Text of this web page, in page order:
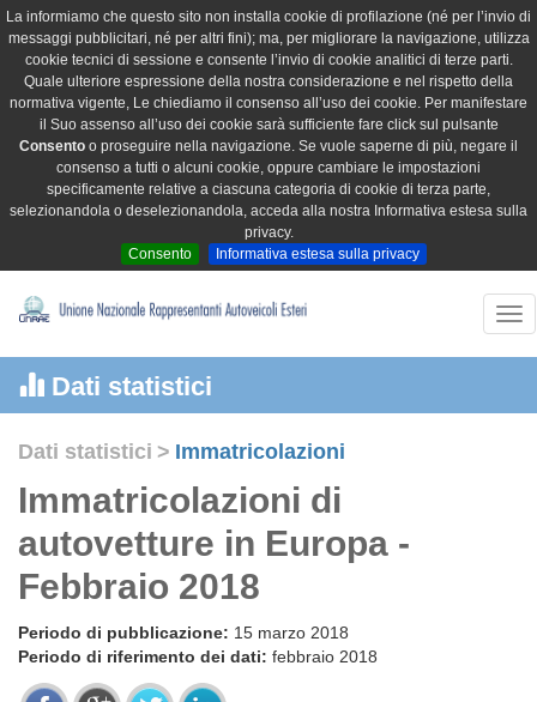
La informiamo che questo sito non installa cookie di profilazione (né per l’invio di
messaggi pubblicitari, né per altri fini); ma, per migliorare la navigazione, utilizza
cookie tecnici di sessione e consente l’invio di cookie analitici di terze parti.
Quale ulteriore espressione della nostra considerazione e nel rispetto della
normativa vigente, Le chiediamo il consenso all’uso dei cookie. Per manifestare
il Suo assenso all’uso dei cookie sarà sufficiente fare click sul pulsante
Consento o proseguire nella navigazione. Se vuole saperne di più, negare il
consenso a tutti o alcuni cookie, oppure cambiare le impostazioni
specificamente relative a ciascuna categoria di cookie di terza parte,
selezionandola o deselezionandola, acceda alla nostra Informativa estesa sulla
privacy.
Consento
Informativa estesa sulla privacy
Dati statistici
Dati statistici > Immatricolazioni
Immatricolazioni di
autovetture in Europa -
Febbraio 2018
Periodo di pubblicazione: 15 marzo 2018
Periodo di riferimento dei dati: febbraio 2018